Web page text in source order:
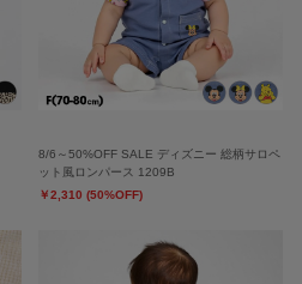
8/6～50%OFF SALE ディズニー 総柄サロペ
ット風ロンパース 1209B
￥2,310 (50%OFF)